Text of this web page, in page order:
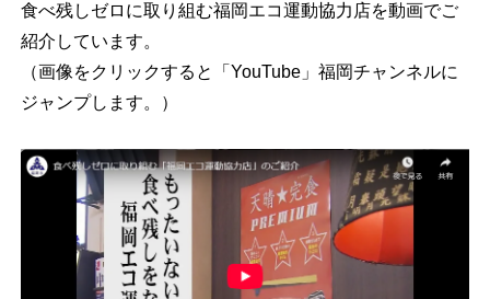
食べ残しゼロに取り組む福岡エコ運動協力店を動画でご
紹介しています。
（画像をクリックすると「YouTube」福岡チャンネルに
ジャンプします。）